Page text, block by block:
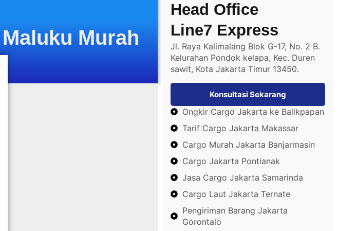
Murah
Head Office
Line7 Express
Jl. Raya Kalimalang Blok G-17, No. 2 B.
Kelurahan Pondok kelapa, Kec. Duren
sawit, Kota Jakarta Timur 13450.
Konsultasi Sekarang
Ongkir Cargo Jakarta ke Balikpapan
Tarif Cargo Jakarta Makassar
Cargo Murah Jakarta Banjarmasin
Cargo Jakarta Pontianak
Jasa Cargo Jakarta Samarinda
Cargo Laut Jakarta Ternate
Pengiriman Barang Jakarta
Gorontalo